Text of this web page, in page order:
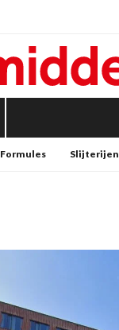
Formules Slijterijen